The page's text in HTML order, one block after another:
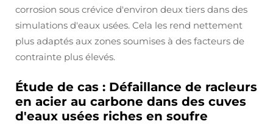
corrosion sous crévice d'environ deux tiers dans des
simulations d'eaux usées. Cela les rend nettement
plus adaptés aux zones soumises à des facteurs de
contrainte plus élevés.
Étude de cas : Défaillance de racleurs
en acier au carbone dans des cuves
d'eaux usées riches en soufre